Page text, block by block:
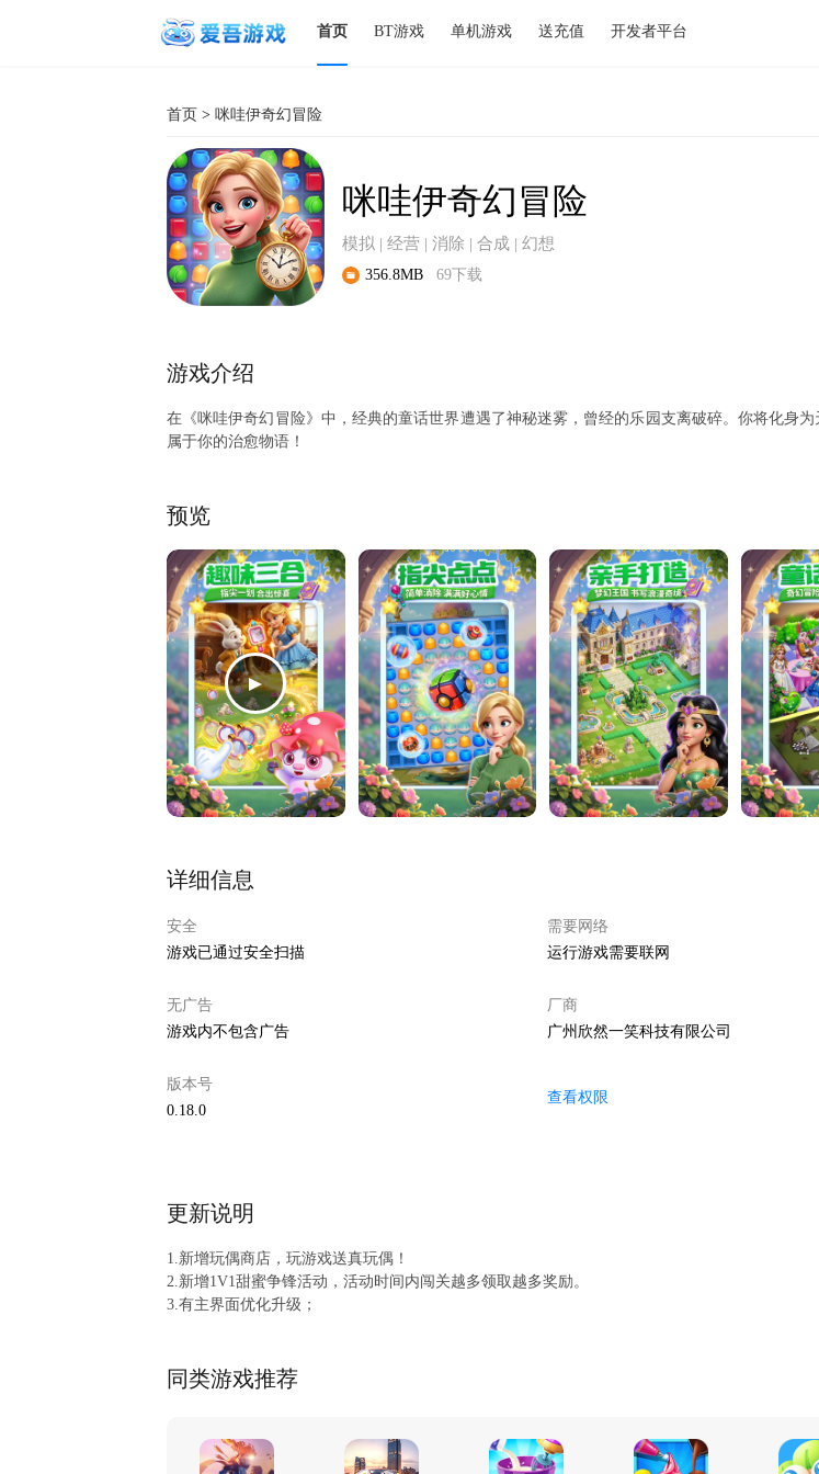
首页 BT游戏 单机游戏 送充值 开发者平台
首页 > 咪哇伊奇幻冒险
咪哇伊奇幻冒险
模拟 | 经营 | 消除 | 合成 | 幻想
356.8MB 69下载
游戏介绍
在《咪哇伊奇幻冒险》中，经典的童话世界遭遇了神秘迷雾，曾经的乐园支离破碎。你将化身
属于你的治愈物语！
预览
详细信息
安全
游戏已通过安全扫描
需要网络
运行游戏需要联网
无广告
游戏内不包含广告
厂商
广州欣然一笑科技有限公司
版本号
0.18.0
查看权限
更新说明
1.新增玩偶商店，玩游戏送真玩偶！
2.新增1V1甜蜜争锋活动，活动时间内闯关越多领取越多奖励。
3.有主界面优化升级；
同类游戏推荐